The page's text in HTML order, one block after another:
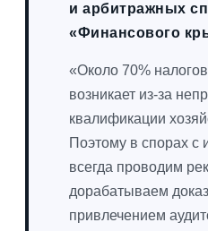
и арбитражных
«Финансового
«Около 70%
возникает из-за
квалификации
Поэтому в спорах с
всегда проводим
дорабатываем
привлечением